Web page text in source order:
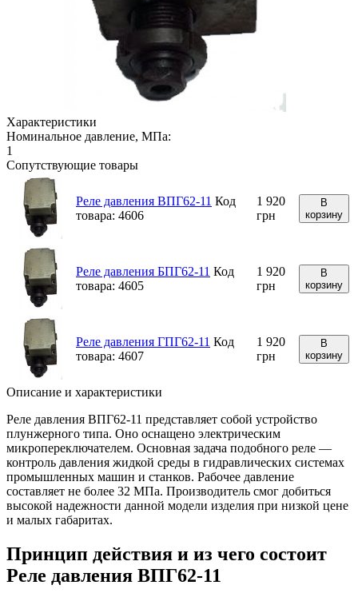
Характеристики
Номинальное давление, МПа:
1
Сопутствующие товары
Реле давления ВПГ62-11 Код
товара: 4606
1 920
грн
В
корзину
Реле давления БПГ62-11 Код
товара: 4605
1 920
грн
В
корзину
Реле давления ГПГ62-11 Код
товара: 4607
1 920
грн
В
корзину
Описание и характеристики
Реле давления ВПГ62-11 представляет собой устройство
плунжерного типа. Оно оснащено электрическим
микропереключателем. Основная задача подобного реле —
контроль давления жидкой среды в гидравлических системах
промышленных машин и станков. Рабочее давление
составляет не более 32 МПа. Производитель смог добиться
высокой надежности данной модели изделия при низкой цене
и малых габаритах.
Принцип действия и из чего состоит
Реле давления ВПГ62-11